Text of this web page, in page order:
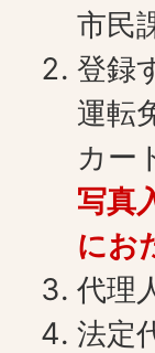
市民
登録
運転
カー
写真
にお
代理
法定